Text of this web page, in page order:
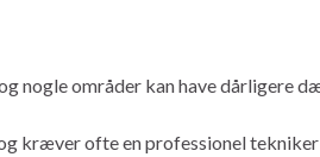
nogle områder kan have dårligere
kræver ofte en professionel